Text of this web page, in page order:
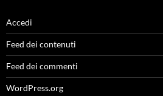
Accedi
Feed dei contenuti
Feed dei commenti
WordPress.org